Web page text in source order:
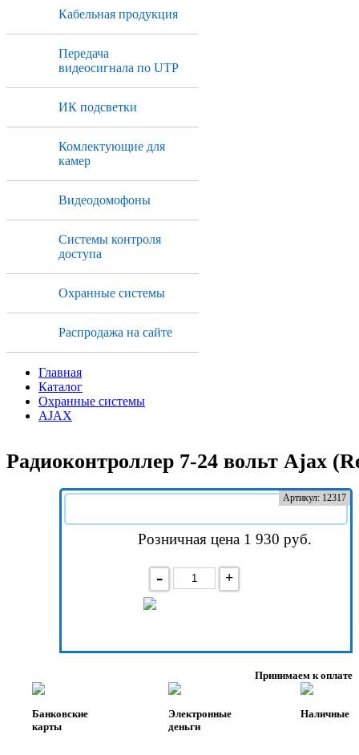
Кабельная продукция
Передача
видеосигнала по UTP
ИК подсветки
Комлектующие для
камер
Видеодомофоны
Системы контроля
доступа
Охранные системы
Распродажа на сайте
Главная
Каталог
Охранные системы
AJAX
Радиоконтроллер 7-24 вольт Ajax
Артикул: 12317
Розничная цена 1 930 руб.
- +
Принимаем к оплате
Банковские
карты
Электронные
деньги
Наличные